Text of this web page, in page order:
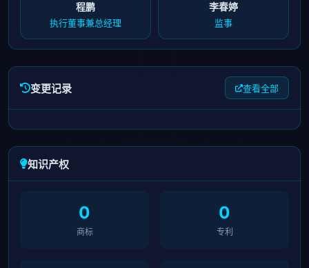
程鹏
执行董事兼总经理
李春婷
监事
变更记录 查看全部
知识产权
0
商标
0
专利